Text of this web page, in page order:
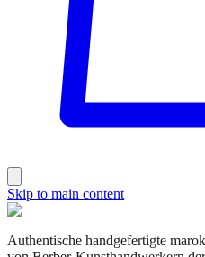
Skip to main content
Authentische handgefertigte